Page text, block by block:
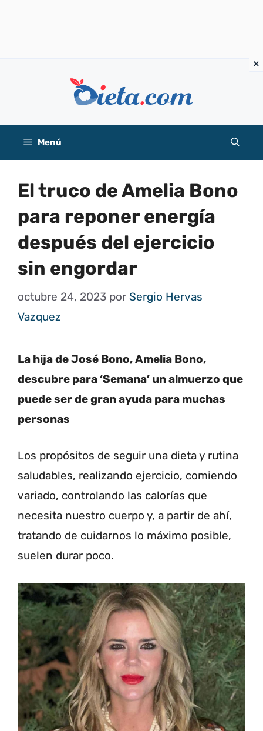
Menú
El truco de Amelia Bono
para reponer energía
después del ejercicio
sin engordar
octubre 24, 2023 por Sergio Hervas
Vazquez
La hija de José Bono, Amelia Bono,
descubre para ‘Semana’ un almuerzo que
puede ser de gran ayuda para muchas
personas
Los propósitos de seguir una dieta y rutina
saludables, realizando ejercicio, comiendo
variado, controlando las calorías que
necesita nuestro cuerpo y, a partir de ahí,
tratando de cuidarnos lo máximo posible,
suelen durar poco.